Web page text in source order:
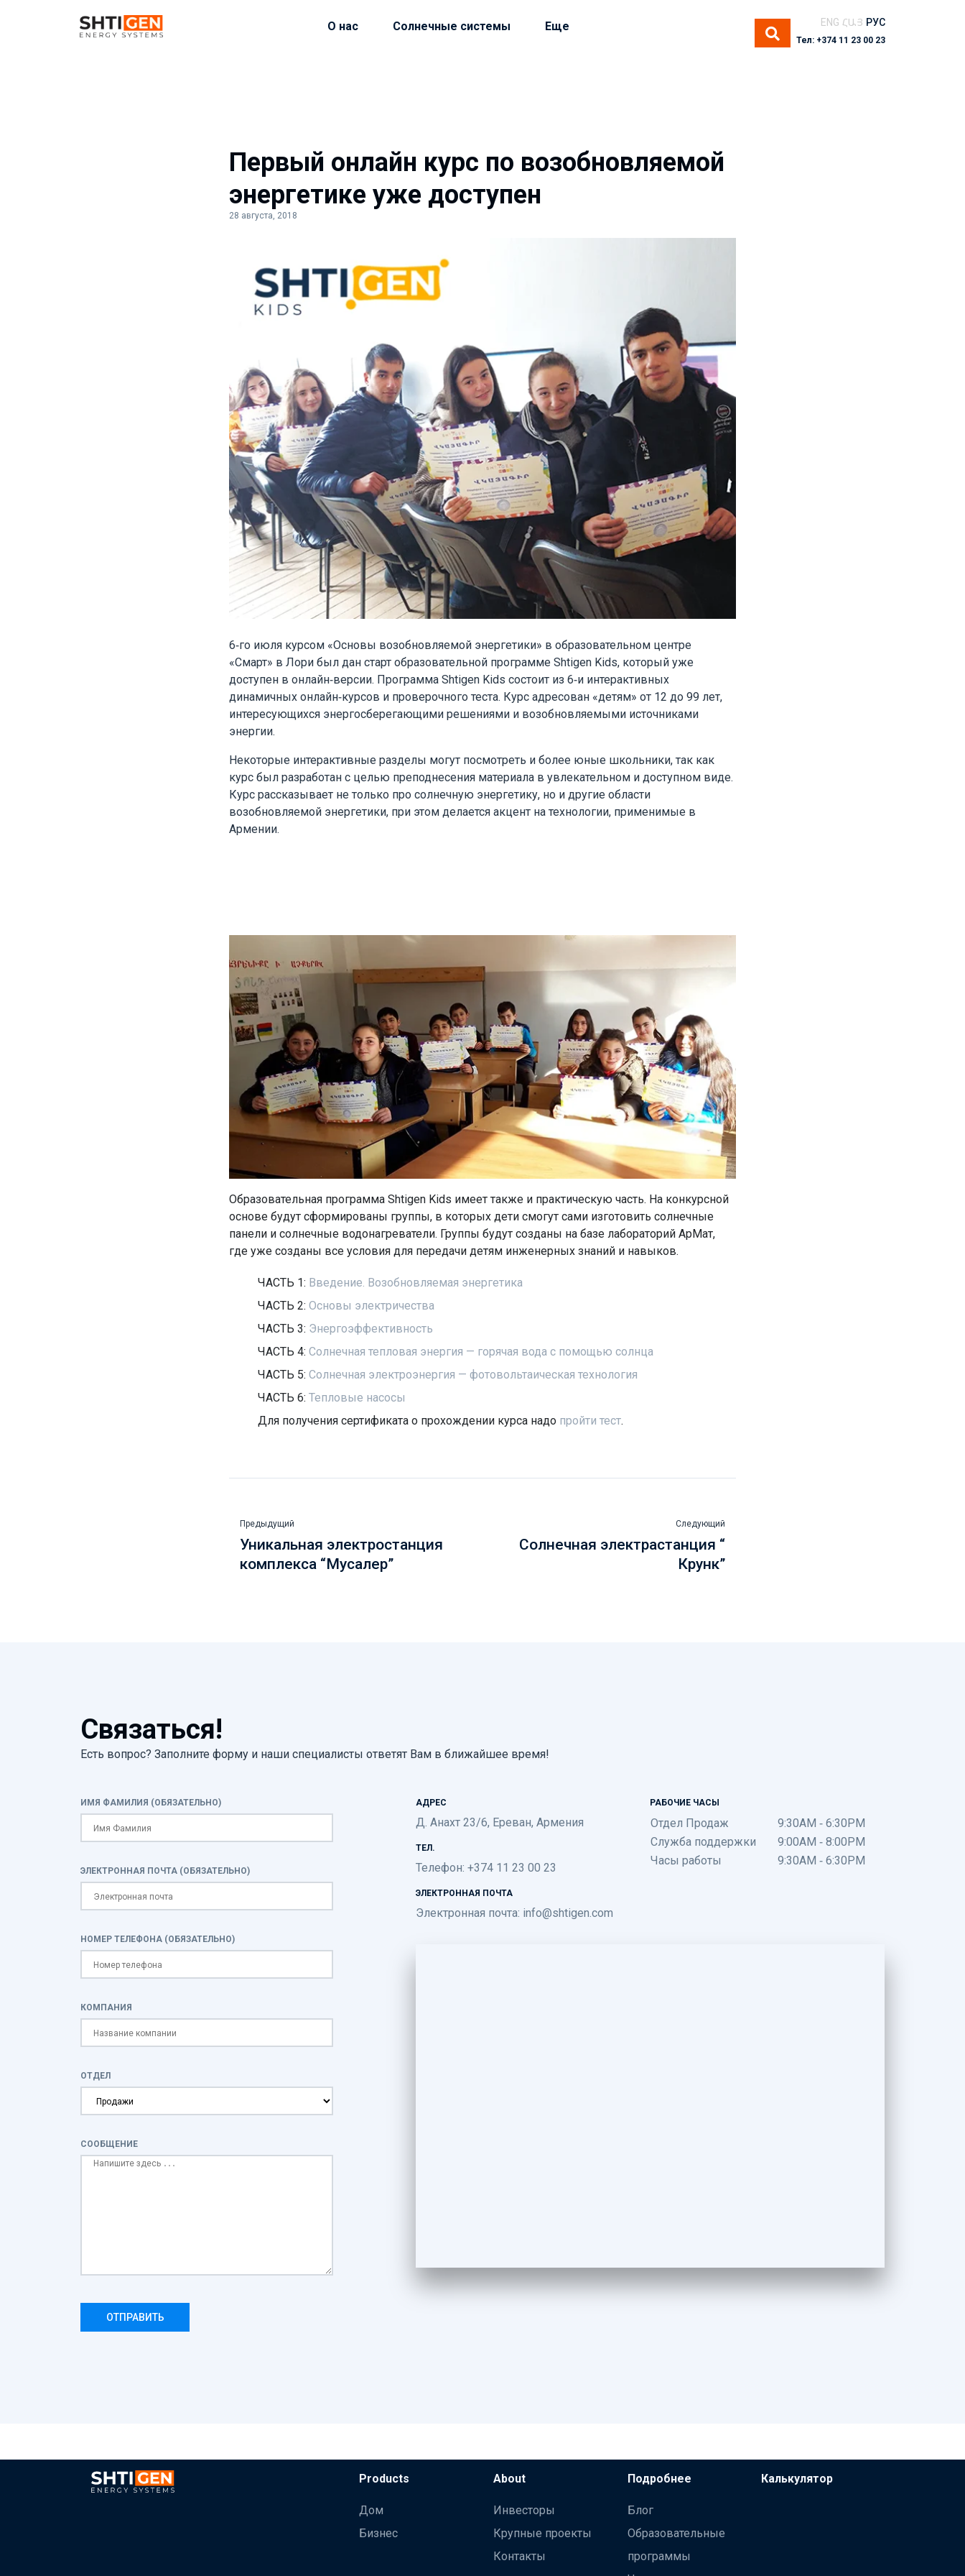
О нас Солнечные системы Еще ENG ՀԱՅ РУС
Тел: +374 11 23 00 23
Первый онлайн курс по возобновляемой
энергетике уже доступен
28 августа, 2018
6-го июля курсом «Основы возобновляемой энергетики» в образовательном центре
«Смарт» в Лори был дан старт образовательной программе Shtigen Kids, который уже
доступен в онлайн-версии. Программа Shtigen Kids состоит из 6-и интерактивных
динамичных онлайн-курсов и проверочного теста. Курс адресован «детям» от 12 до 99 лет,
интересующихся энергосберегающими решениями и возобновляемыми источниками
энергии.
Некоторые интерактивные разделы могут посмотреть и более юные школьники, так как
курс был разработан с целью преподнесения материала в увлекательном и доступном виде.
Курс рассказывает не только про солнечную энергетику, но и другие области
возобновляемой энергетики, при этом делается акцент на технологии, применимые в
Армении.
Образовательная программа Shtigen Kids имеет также и практическую часть. На конкурсной
основе будут сформированы группы, в которых дети смогут сами изготовить солнечные
панели и солнечные водонагреватели. Группы будут созданы на базе лабораторий АрМат,
где уже созданы все условия для передачи детям инженерных знаний и навыков.
ЧАСТЬ 1: Введение. Возобновляемая энергетика
ЧАСТЬ 2: Основы электричества
ЧАСТЬ 3: Энергоэффективность
ЧАСТЬ 4: Солнечная тепловая энергия — горячая вода с помощью солнца
ЧАСТЬ 5: Солнечная электроэнергия — фотовольтаическая технология
ЧАСТЬ 6: Тепловые насосы
Для получения сертификата о прохождении курса надо пройти тест.
Предыдущий
Уникальная электростанция
комплекса “Мусалер”
Следующий
Солнечная электрастанция “
Крунк”
Связаться!
Есть вопрос? Заполните форму и наши специалисты ответят Вам в ближайшее время!
ИМЯ ФАМИЛИЯ (ОБЯЗАТЕЛЬНО)
ЭЛЕКТРОННАЯ ПОЧТА (ОБЯЗАТЕЛЬНО)
НОМЕР ТЕЛЕФОНА (ОБЯЗАТЕЛЬНО)
КОМПАНИЯ
ОТДЕЛ
СООБЩЕНИЕ
АДРЕС
Д. Анахт 23/6, Ереван, Армения
ТЕЛ.
Телефон: +374 11 23 00 23
ЭЛЕКТРОННАЯ ПОЧТА
Электронная почта: info@shtigen.com
РАБОЧИЕ ЧАСЫ
Отдел Продаж
9:30AM - 6:30PM
Служба поддержки
9:00AM - 8:00PM
Часы работы
9:30AM - 6:30PM
Products
Дом
Бизнес
About
Инвесторы
Крупные проекты
Контакты
Подробнее
Блог
Образовательные
программы
Калькулятор